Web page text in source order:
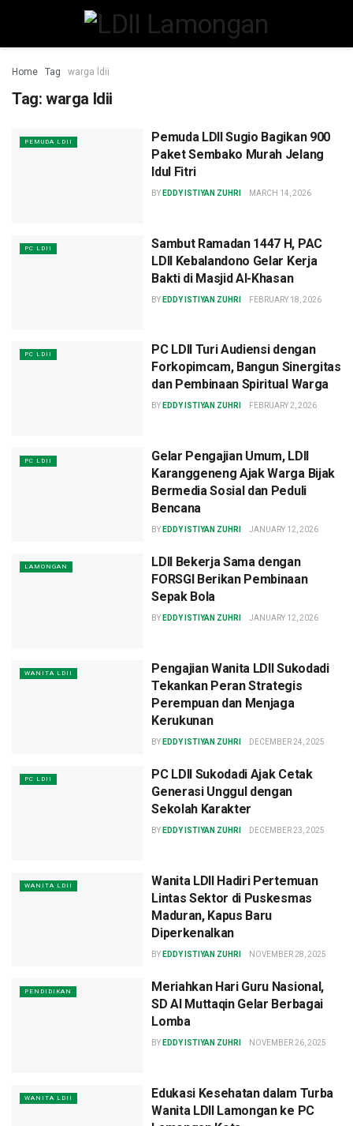
Home Tag warga ldii
Tag: warga ldii
PEMUDA LDII
Pemuda LDII Sugio Bagikan 900
Paket Sembako Murah Jelang
Idul Fitri
BY EDDY ISTIYAN ZUHRI MARCH 14, 2026
PC LDII
Sambut Ramadan 1447 H, PAC
LDII Kebalandono Gelar Kerja
Bakti di Masjid Al-Khasan
BY EDDY ISTIYAN ZUHRI FEBRUARY 18, 2026
PC LDII
PC LDII Turi Audiensi dengan
Forkopimcam, Bangun Sinergitas
dan Pembinaan Spiritual Warga
BY EDDY ISTIYAN ZUHRI FEBRUARY 2, 2026
PC LDII
Gelar Pengajian Umum, LDII
Karanggeneng Ajak Warga Bijak
Bermedia Sosial dan Peduli
Bencana
BY EDDY ISTIYAN ZUHRI JANUARY 12, 2026
LAMONGAN
LDII Bekerja Sama dengan
FORSGI Berikan Pembinaan
Sepak Bola
BY EDDY ISTIYAN ZUHRI JANUARY 12, 2026
WANITA LDII
Pengajian Wanita LDII Sukodadi
Tekankan Peran Strategis
Perempuan dan Menjaga
Kerukunan
BY EDDY ISTIYAN ZUHRI DECEMBER 24, 2025
PC LDII
PC LDII Sukodadi Ajak Cetak
Generasi Unggul dengan
Sekolah Karakter
BY EDDY ISTIYAN ZUHRI DECEMBER 23, 2025
WANITA LDII
Wanita LDII Hadiri Pertemuan
Lintas Sektor di Puskesmas
Maduran, Kapus Baru
Diperkenalkan
BY EDDY ISTIYAN ZUHRI NOVEMBER 28, 2025
PENDIDIKAN
Meriahkan Hari Guru Nasional,
SD Al Muttaqin Gelar Berbagai
Lomba
BY EDDY ISTIYAN ZUHRI NOVEMBER 26, 2025
WANITA LDII
Edukasi Kesehatan dalam Turba
Wanita LDII Lamongan ke PC